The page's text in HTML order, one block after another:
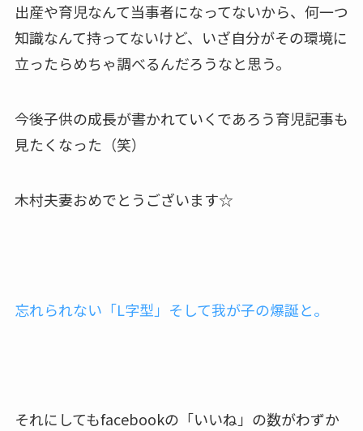
出産や育児なんて当事者になってないから、何一つ
知識なんて持ってないけど、いざ自分がその環境に
立ったらめちゃ調べるんだろうなと思う。
今後子供の成長が書かれていくであろう育児記事も
見たくなった（笑）
木村夫妻おめでとうございます☆
忘れられない「L字型」そして我が子の爆誕と。
それにしてもfacebookの「いいね」の数がわずか